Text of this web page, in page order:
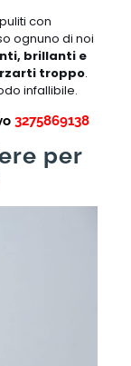
con
ognuno di noi
brillanti e
troppo.
infallibile.
3275869138
per